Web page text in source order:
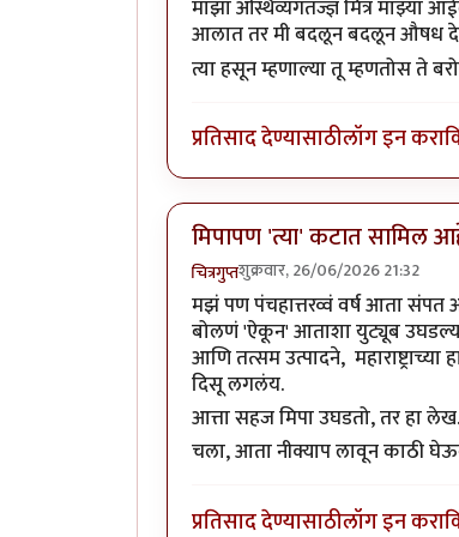
माझा अस्थिव्यंगतज्ज्ञ मित्र माझ्या
आलात तर मी बदलून बदलून औषध
त्या हसून म्हणाल्या तू म्हणतोस
प्रतिसाद देण्यासाठीलॉग इन करा
मिपापण 'त्या' कटात सामिल
चित्रगुप्तशुक्रवार, 26/06/2026 21:32
मझं पण पंचहात्तरव्वं वर्ष आता
बोलणं 'ऐकून' आताशा युट्यूब
आणि तत्सम उत्पादने,
दिसू लगलंय.
आत्ता सहज मिपा उघडतो, तर हा
चला, आता नीक्याप लावून काठी
प्रतिसाद देण्यासाठीलॉग इन करा